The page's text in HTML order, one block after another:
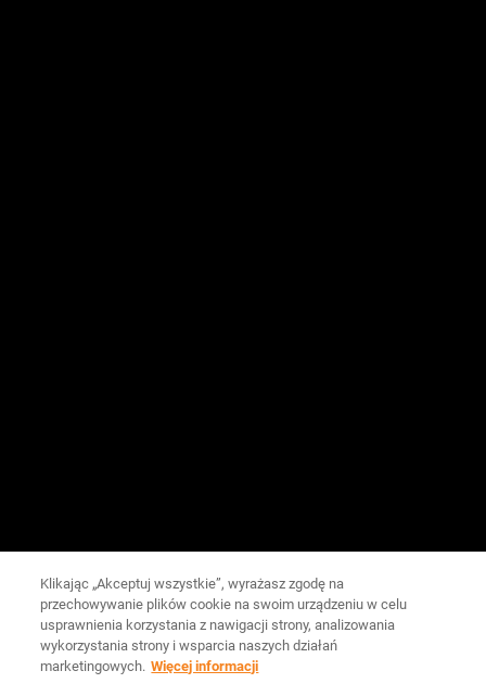
Klikając „Akceptuj wszystkie”, wyrażasz zgodę na
przechowywanie plików cookie na swoim urządzeniu w celu
usprawnienia korzystania z nawigacji strony, analizowania
wykorzystania strony i wsparcia naszych działań
marketingowych. Więcej informacji